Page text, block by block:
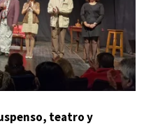
teatro y